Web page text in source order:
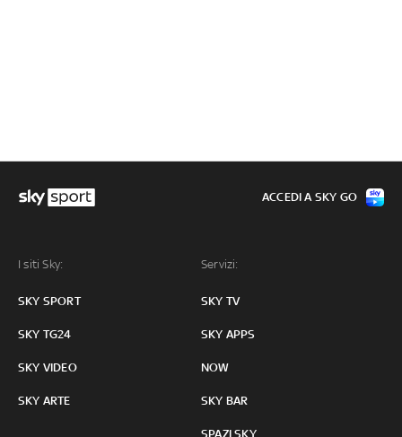
I siti Sky:
SKY SPORT
SKY TG24
SKY VIDEO
SKY ARTE
Servizi:
SKY TV
SKY APPS
NOW
SKY BAR
SPAZI SKY
ACCEDI A SKY GO